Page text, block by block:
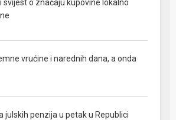
svijest o značaju kupovine lokalno
vrućine i narednih dana, a onda
julskih penzija u petak u Republici